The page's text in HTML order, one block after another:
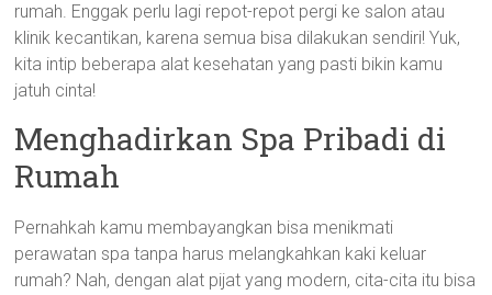
rumah. Enggak perlu lagi repot-repot pergi ke salon atau
klinik kecantikan, karena semua bisa dilakukan sendiri! Yuk,
kita intip beberapa alat kesehatan yang pasti bikin kamu
jatuh cinta!
Menghadirkan Spa Pribadi di
Rumah
Pernahkah kamu membayangkan bisa menikmati
perawatan spa tanpa harus melangkahkan kaki keluar
rumah? Nah, dengan alat pijat yang modern, cita-cita itu bisa